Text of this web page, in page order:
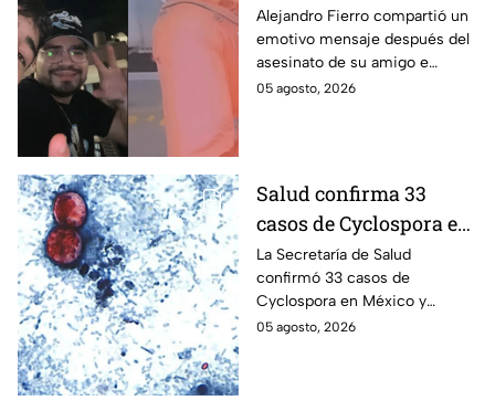
Así reaccionó
Alejandro Fierro al
asesinato del
influencer César
Alejandro Fierro compartió un
emotivo mensaje después del
asesinato de su amigo e
influencer César Gastélum;
05 agosto, 2026
Salud confirma 33
casos de Cyclospora en
México: ¿en qué estado
se reportan los brotes
de diarrea explosiva?
La Secretaría de Salud
confirmó 33 casos de
Cyclospora en México y
mantiene investigaciones en
05 agosto, 2026